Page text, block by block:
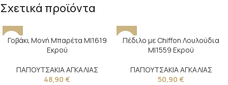
Σχετικά προϊόντα
Γοβάκι Μονή Μπαρέτα MI1619
Εκρού
ΠΑΠΟΥΤΣΑΚΙΑ ΑΓΚΑΛΙΑΣ
48,90 €
Πέδιλο με Chiffon Λουλούδια
MI1559 Εκρού
ΠΑΠΟΥΤΣΑΚΙΑ ΑΓΚΑΛΙΑΣ
50,90 €